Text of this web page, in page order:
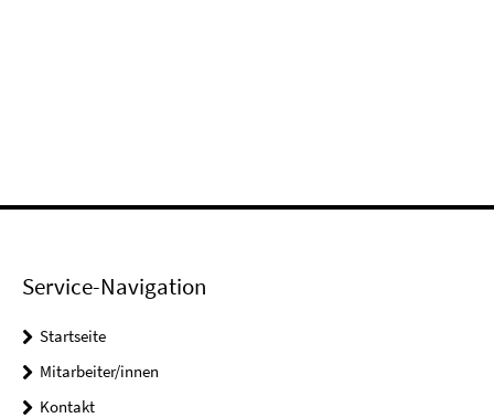
Service-Navigation
Startseite
Mitarbeiter/innen
Kontakt